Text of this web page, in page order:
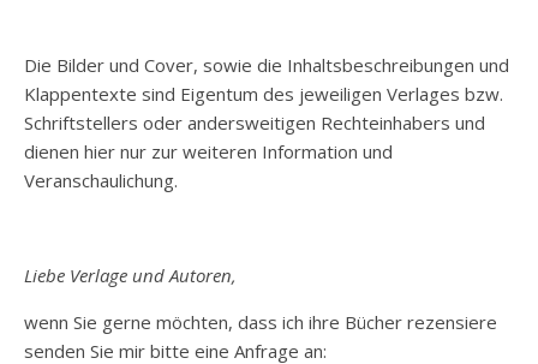
Die Bilder und Cover, sowie die Inhaltsbeschreibungen und
Klappentexte sind Eigentum des jeweiligen Verlages bzw.
Schriftstellers oder andersweitigen Rechteinhabers und
dienen hier nur zur weiteren Information und
Veranschaulichung.
Liebe Verlage und Autoren,
wenn Sie gerne möchten, dass ich ihre Bücher rezensiere
senden Sie mir bitte eine Anfrage an: